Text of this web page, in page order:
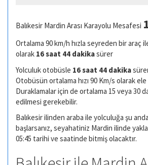
Balıkesir Mardin Arası Karayolu Mesafesi
Ortalama 90 km/h hızla seyreden bir araç
olarak 16 saat 44 dakikasürer
Yolculuk otobüsle 16 saat 44 dakika
Otobüsün ortalama hızı 90 Km/s olarak ele
Duraklamalar için de ortalama 15 veya 30
edilmesi gerekebilir.
Balıkesir ilinden araba ile yolculuğa şu
başlarsanız, seyahatiniz Mardin ilinde
05:45 tarihi ve saatinde bitmiş olacaktır.